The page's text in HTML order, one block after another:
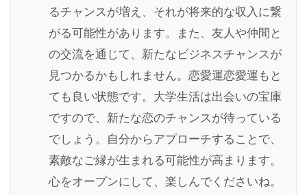
るチャンスが増え、それが将来的な収入に繋
がる可能性があります。また、友人や仲間と
の交流を通じて、新たなビジネスチャンスが
見つかるかもしれません。恋愛運恋愛運もと
ても良い状態です。大学生活は出会いの宝庫
ですので、新たな恋のチャンスが待っている
でしょう。自分からアプローチすることで、
素敵なご縁が生まれる可能性が高まります。
心をオープンにして、楽しんでくださいね。